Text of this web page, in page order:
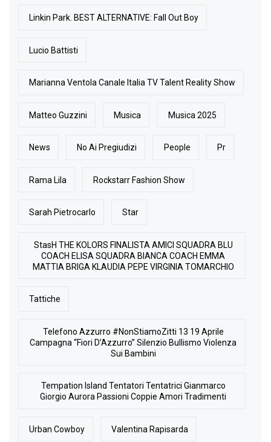
Linkin Park. BEST ALTERNATIVE: Fall Out Boy
Lucio Battisti
Marianna Ventola Canale Italia TV Talent Reality Show
Matteo Guzzini Musica Musica 2025
News No Ai Pregiudizi People Pr
Rama Lila Rockstarr Fashion Show
Sarah Pietrocarlo Star
StasH THE KOLORS FINALISTA AMICI SQUADRA BLU
COACH ELISA SQUADRA BIANCA COACH EMMA
MATTIA BRIGA KLAUDIA PEPE VIRGINIA TOMARCHIO
Tattiche
Telefono Azzurro #NonStiamoZitti 13 19 Aprile
Campagna “Fiori D’Azzurro” Silenzio Bullismo Violenza
Sui Bambini
Tempation Island Tentatori Tentatrici Gianmarco
Giorgio Aurora Passioni Coppie Amori Tradimenti
Urban Cowboy Valentina Rapisarda